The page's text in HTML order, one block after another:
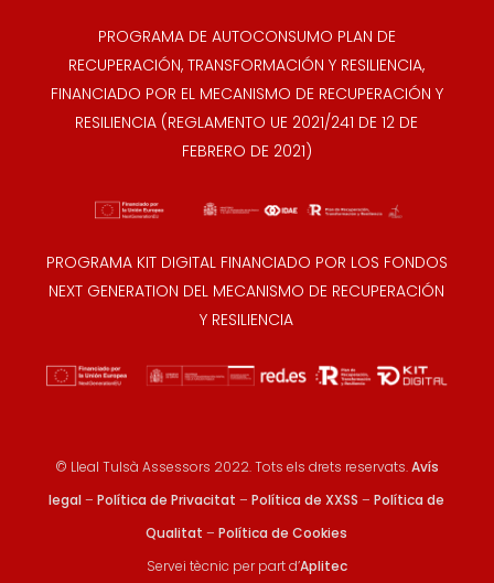
PROGRAMA DE AUTOCONSUMO PLAN DE
RECUPERACIÓN, TRANSFORMACIÓN Y RESILIENCIA,
FINANCIADO POR EL MECANISMO DE RECUPERACIÓN Y
RESILIENCIA (REGLAMENTO UE 2021/241 DE 12 DE
FEBRERO DE 2021)
PROGRAMA KIT DIGITAL FINANCIADO POR LOS FONDOS
NEXT GENERATION DEL MECANISMO DE RECUPERACIÓN
Y RESILIENCIA
© Lleal Tulsà Assessors 2022. Tots els drets reservats.Avís
legal–Política de Privacitat –Política de XXSS –Política de
Qualitat –Política de Cookies
Servei tècnic per part d’Aplitec